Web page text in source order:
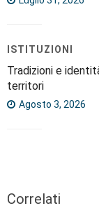
ISTITUZIONI
Tradizioni e
territori
Agosto 3, 2026
Correlati